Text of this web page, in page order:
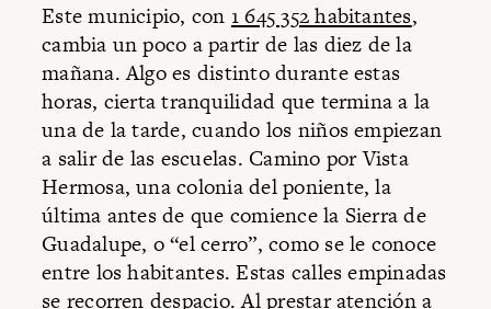
Este municipio, con 1 645 352 habitantes,
cambia un poco a partir de las diez de la
mañana. Algo es distinto durante estas
horas, cierta tranquilidad que termina a la
una de la tarde, cuando los niños empiezan
a salir de las escuelas. Camino por Vista
Hermosa, una colonia del poniente, la
última antes de que comience la Sierra de
Guadalupe, o “el cerro”, como se le conoce
entre los habitantes. Estas calles empinadas
se recorren despacio. Al prestar atención a